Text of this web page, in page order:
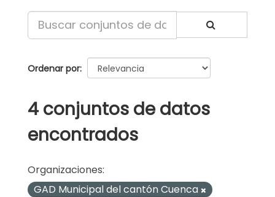
Ordenar por
4 conjuntos de datos
encontrados
Organizaciones:
GAD Municipal del cantón Cuenca